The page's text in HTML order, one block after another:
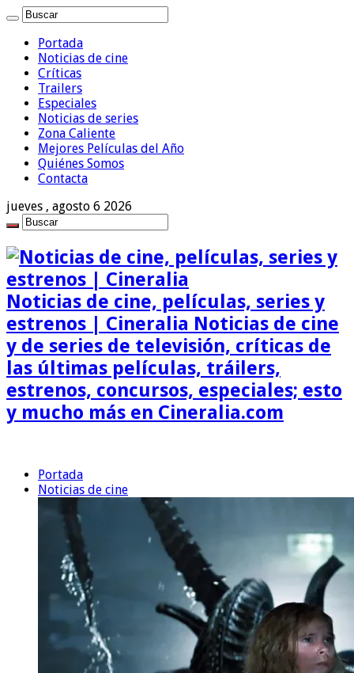
Portada
Noticias de cine
Críticas
Trailers
Especiales
Noticias de series
Zona Caliente
Mejores Películas del Año
Quiénes Somos
Contacta
jueves , agosto 6 2026
Noticias de cine, películas, series y
estrenos | Cineralia Noticias de cine
y de series de televisión, críticas de
las últimas películas, tráilers,
estrenos, concursos, especiales; esto
y mucho más en Cineralia.com
Portada
Noticias de cine